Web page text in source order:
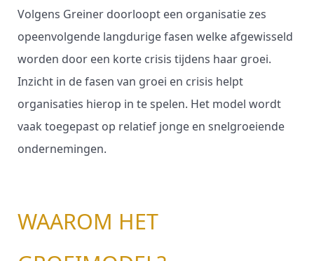
Volgens Greiner doorloopt een organisatie zes
opeenvolgende langdurige fasen welke afgewisseld
worden door een korte crisis tijdens haar groei.
Inzicht in de fasen van groei en crisis helpt
organisaties hierop in te spelen. Het model wordt
vaak toegepast op relatief jonge en snelgroeiende
ondernemingen.
WAAROM HET